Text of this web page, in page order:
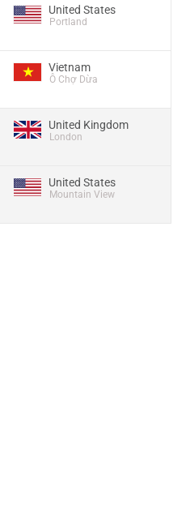
United States
Portland
Vietnam
Ô Chợ Dừa
United Kingdom
London
United States
Mountain View